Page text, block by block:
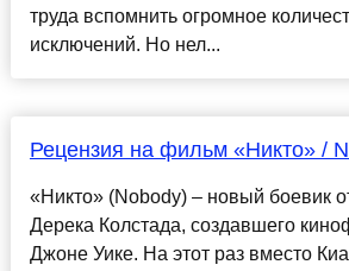
труда вспомнить огромное
исключений. Но нел...
Рецензия на фильм «Никто» /
«Никто» (Nobody) – новый боевик
Дерека Колстада, создавшего
Джоне Уике. На этот раз вместо